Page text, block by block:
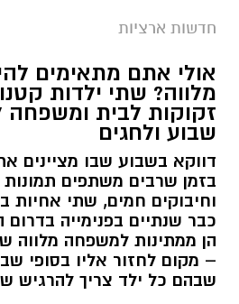
חדשות ארציות
אולי אתם מתאימים
מלווה? שתי ילדות
זקוקות לבית ומשפחה
שבוע ולחגים
דווקא בשבוע שבו מציינים
בזמן שרבים משתפים
כבר שנתיים בפנימייה
הן ממתינות למשפחה מלווה
– מקום לחזור אליו בסופי
שבהם כל ילד צריך להרגיש